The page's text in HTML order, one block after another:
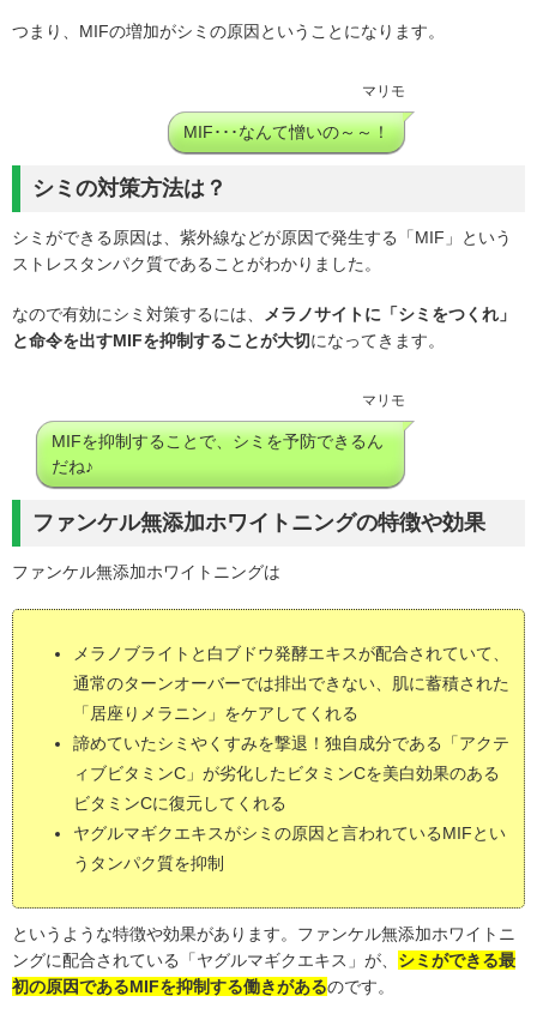
つまり、MIFの増加がシミの原因ということになります。
マリモ
MIF･･･なんて憎いの～～！
シミの対策方法は？
シミができる原因は、紫外線などが原因で発生する「MIF」という
ストレスタンパク質であることがわかりました。
なので有効にシミ対策するには、 メラノサイトに「シミをつくれ」
と命令を出すMIFを抑制することが大切になってきます。
マリモ
MIFを抑制することで、シミを予防できるん
だね♪
ファンケル無添加ホワイトニングの特徴や効果
ファンケル無添加ホワイトニングは
メラノブライトと白ブドウ発酵エキスが配合されていて、
通常のターンオーバーでは排出できない、肌に蓄積された
「居座りメラニン」をケアしてくれる
諦めていたシミやくすみを撃退！独自成分である「アクテ
ィブビタミンC」が劣化したビタミンCを美白効果のある
ビタミンCに復元してくれる
ヤグルマギクエキスがシミの原因と言われているMIFとい
うタンパク質を抑制
というような特徴や効果があります。ファンケル無添加ホワイトニ
ングに配合されている「ヤグルマギクエキス」が、 シミができる最
初の原因であるMIFを抑制する働きがあるのです。